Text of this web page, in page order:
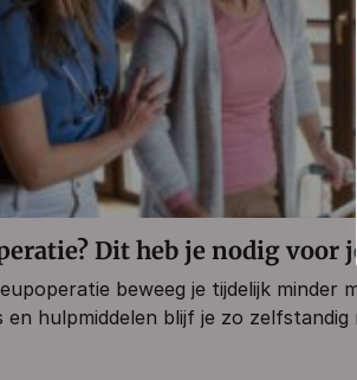
Dit heb je nodig voor
beweeg je tijdelijk minder
en hulpmiddelen blijf je zo zelfstandig